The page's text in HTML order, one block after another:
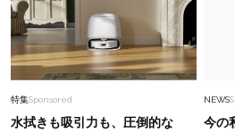
特集Sponsored
水拭きも吸引力も、圧倒的な
NEWS
今の